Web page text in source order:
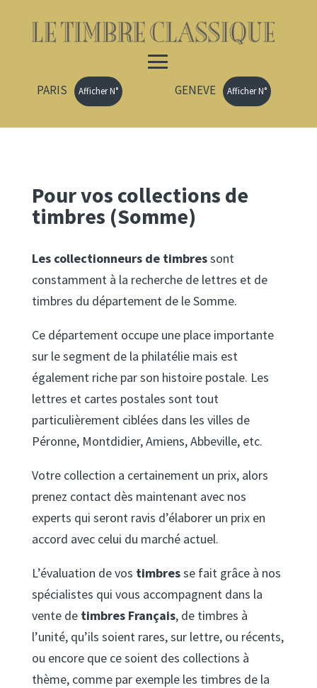
PARIS Afficher N° GENEVE Afficher N°
Pour vos collections de
timbres (Somme)
Les collectionneurs de timbressont
constamment à la recherche de lettres et de
timbres du département de le Somme.
Ce département occupe une place importante
sur le segment de la philatélie mais est
également riche par son histoire postale. Les
lettres et cartes postales sont tout
particulièrement ciblées dans les villes de
Péronne, Montdidier, Amiens, Abbeville, etc.
Votre collection a certainement un prix, alors
prenez contact dès maintenant avec nos
experts qui seront ravis d’élaborer un prix en
accord avec celui du marché actuel.
L’évaluation de vos timbresse fait grâce à nos
spécialistes qui vous accompagnent dans la
vente detimbres Français, de timbres à
l’unité, qu’ils soient rares, sur lettre, ou récents,
ou encore que ce soient des collections à
thème, comme par exemple les timbres de la